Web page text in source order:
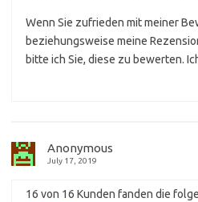
Wenn Sie zufrieden mit meiner
beziehungsweise meine
bitte ich Sie, diese zu bewerten.
Anonymous
July 17, 2019
16 von 16 Kunden fanden die